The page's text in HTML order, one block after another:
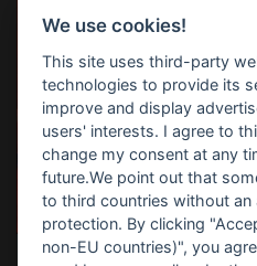
We use cookies!
This site uses third-party
technologies to provide its
improve and display
users' interests. I agree to
change my consent at any
future.We point out that
to third countries without an
protection. By clicking
non-EU countries)", you